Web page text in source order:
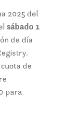
2025 del
sábado 1
de día
de
para